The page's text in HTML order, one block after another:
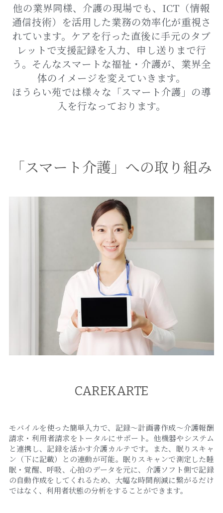
他の業界同様、介護の現場でも、ICT（情報
通信技術）を活用した業務の効率化が重視さ
れています。ケアを行った直後に手元のタブ
レットで支援記録を入力、申し送りまで行
う。そんなスマートな福祉・介護が、業界全
体のイメージを変えていきます。
ほうらい苑では様々な「スマート介護」の導
入を行なっております。
「スマート介護」への取り組み
CAREKARTE
モバイルを使った簡単入力で、記録～計画書作成～介護報酬
請求・利用者請求をトータルにサポート。他機器やシステム
と連携し、記録を活かす介護カルテです。また、眠りスキャ
ン（下に記載）との連動が可能。眠りスキャンで測定した睡
眠・覚醒、呼吸、心拍のデータを元に、介護ソフト側で記録
の自動作成をしてくれるため、大幅な時間削減に繋がるだけ
ではなく、利用者状態の分析をすることができます。